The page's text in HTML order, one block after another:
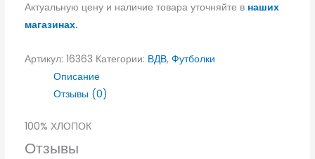
Актуальную цену и наличие товара уточняйте в наших
магазинах.
Артикул: 16363 Категории: ВДВ, Футболки
Описание
Отзывы (0)
100% ХЛОПОК
Отзывы